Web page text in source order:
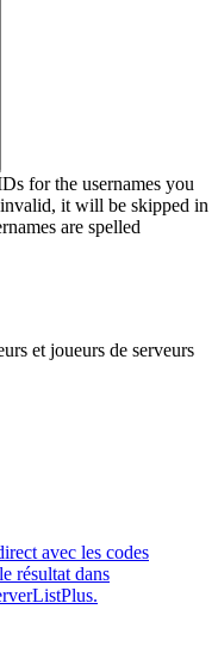
for the usernames you
it will be skipped in
are spelled
et joueurs de serveurs
avec les codes
résultat dans